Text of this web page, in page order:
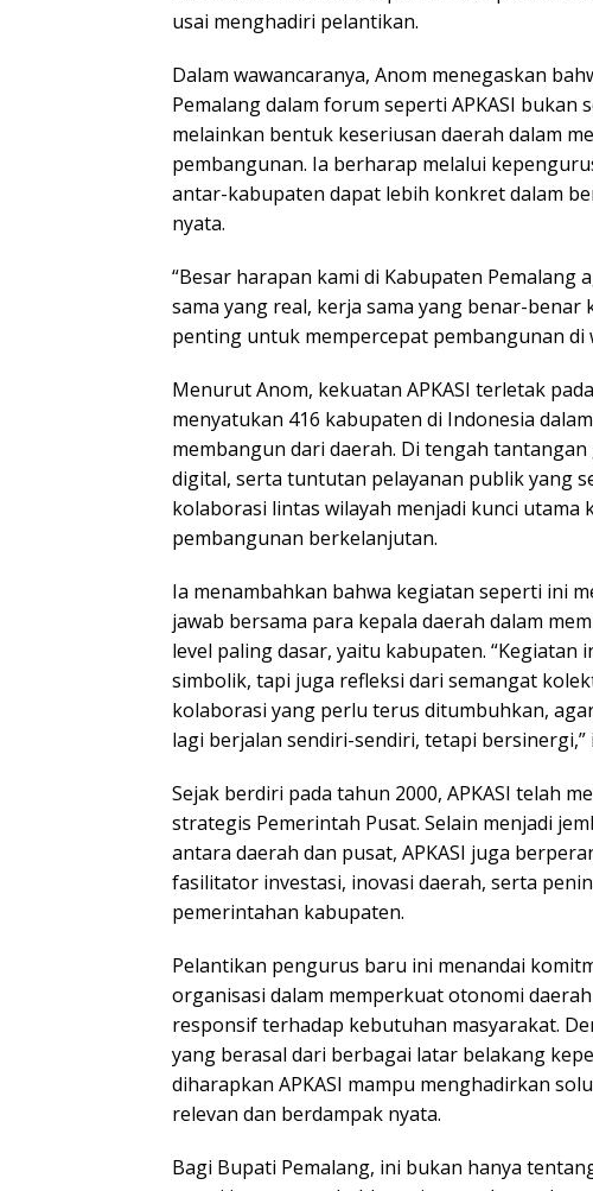
usai menghadiri pelantikan.
Dalam wawancaranya, Anom menegaskan
Pemalang dalam forum seperti APKASI bukan
melainkan bentuk keseriusan daerah dalam
pembangunan. Ia berharap melalui
antar-kabupaten dapat lebih konkret dalam
nyata.
“Besar harapan kami di Kabupaten Pemalang
sama yang real, kerja sama yang benar-benar
penting untuk mempercepat pembangunan di
Menurut Anom, kekuatan APKASI terletak
menyatukan 416 kabupaten di Indonesia
membangun dari daerah. Di tengah
digital, serta tuntutan pelayanan publik yang
kolaborasi lintas wilayah menjadi kunci utama
pembangunan berkelanjutan.
Ia menambahkan bahwa kegiatan seperti ini
jawab bersama para kepala daerah dalam
level paling dasar, yaitu kabupaten. “Kegiatan
simbolik, tapi juga refleksi dari semangat
kolaborasi yang perlu terus ditumbuhkan,
lagi berjalan sendiri-sendiri, tetapi bersinergi,”
Sejak berdiri pada tahun 2000, APKASI telah
strategis Pemerintah Pusat. Selain menjadi
antara daerah dan pusat, APKASI juga
fasilitator investasi, inovasi daerah, serta
pemerintahan kabupaten.
Pelantikan pengurus baru ini menandai
organisasi dalam memperkuat otonomi
responsif terhadap kebutuhan masyarakat.
yang berasal dari berbagai latar belakang
diharapkan APKASI mampu menghadirkan
relevan dan berdampak nyata.
Bagi Bupati Pemalang, ini bukan hanya